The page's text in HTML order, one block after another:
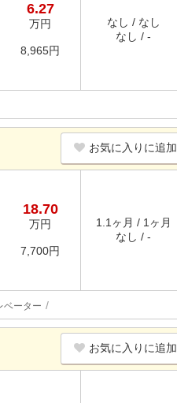
6.27
万円
8,965円
なし / なし
なし / -
お気に入りに追加
18.70
万円
7,700円
1.1ヶ月 / 1ヶ月
なし / -
ベーター
お気に入りに追加